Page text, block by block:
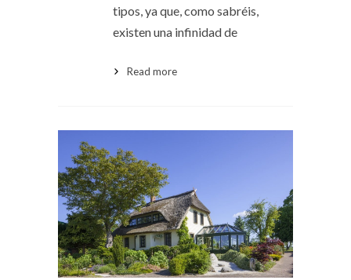
tipos, ya que, como sabréis,
existen una infinidad de
Read more